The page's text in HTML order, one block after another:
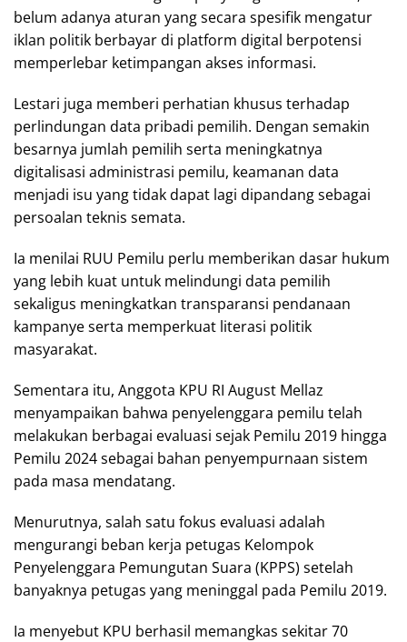
belum adanya aturan yang secara spesifik mengatur
iklan politik berbayar di platform digital berpotensi
memperlebar ketimpangan akses informasi.
Lestari juga memberi perhatian khusus terhadap
perlindungan data pribadi pemilih. Dengan semakin
besarnya jumlah pemilih serta meningkatnya
digitalisasi administrasi pemilu, keamanan data
menjadi isu yang tidak dapat lagi dipandang sebagai
persoalan teknis semata.
Ia menilai RUU Pemilu perlu memberikan dasar hukum
yang lebih kuat untuk melindungi data pemilih
sekaligus meningkatkan transparansi pendanaan
kampanye serta memperkuat literasi politik
masyarakat.
Sementara itu, Anggota KPU RI August Mellaz
menyampaikan bahwa penyelenggara pemilu telah
melakukan berbagai evaluasi sejak Pemilu 2019 hingga
Pemilu 2024 sebagai bahan penyempurnaan sistem
pada masa mendatang.
Menurutnya, salah satu fokus evaluasi adalah
mengurangi beban kerja petugas Kelompok
Penyelenggara Pemungutan Suara (KPPS) setelah
banyaknya petugas yang meninggal pada Pemilu 2019.
Ia menyebut KPU berhasil memangkas sekitar 70